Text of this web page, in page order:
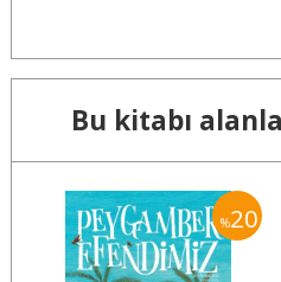
Bu kitabı
%20